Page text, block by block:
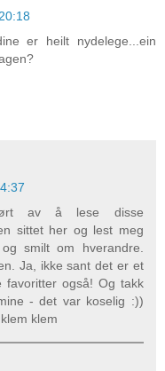
er heilt nydelege...ein
av å lese disse
sittet her og lest meg
smilt om hverandre.
Ja, ikke sant det er et
favoritter også! Og takk
- det var koselig :))
klem